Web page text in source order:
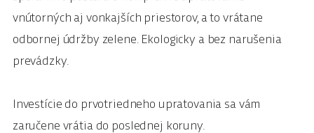
vnútorných aj vonkajších priestorov, a to vrátane
odbornej údržby zelene. Ekologicky a bez narušenia
prevádzky.
Investície do prvotriedneho upratovania sa vám
zaručene vrátia do poslednej koruny.